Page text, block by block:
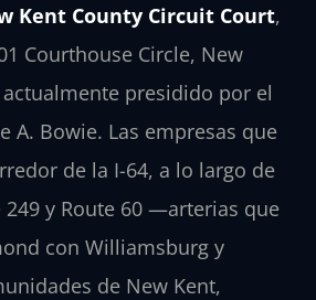
Kent County Circuit Court,
Courthouse Circle, New
actualmente presidido por el
A. Bowie. Las empresas que
de la I-64, a lo largo de
249 y Route 60 —arterias que
con Williamsburg y
de New Kent,